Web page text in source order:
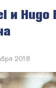
и
2018